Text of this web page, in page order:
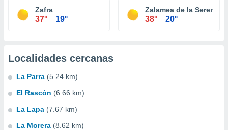
Zafra
37° 19°
Zalamea de la Serena
38° 20°
Localidades cercanas
La Parra (5.24 km)
El Rascón (6.66 km)
La Lapa (7.67 km)
La Morera (8.62 km)